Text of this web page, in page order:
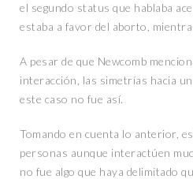
el segundo status que hablaba
estaba a favor del aborto,
A pesar de que Newcomb
interacción, las simetrías hacia
este caso no fue así.
Tomando en cuenta lo anterior,
personas aunque interactúen
no fue algo que haya delimitado